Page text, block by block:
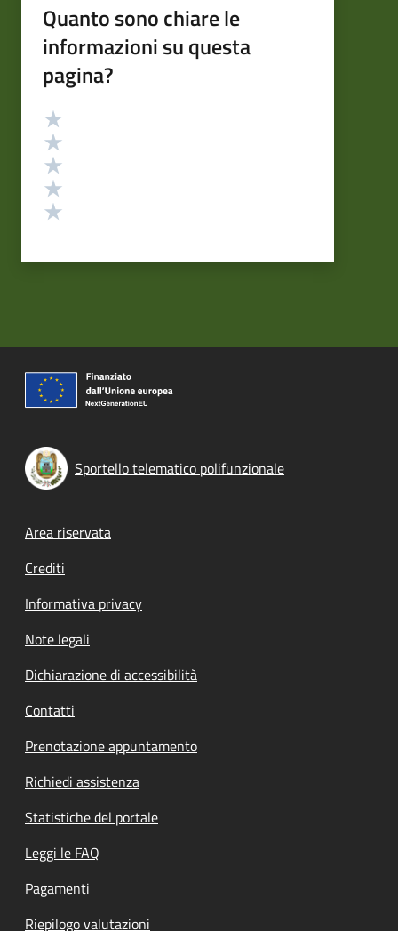
Quanto sono chiare le
informazioni su questa
pagina?
Valutazione
Sportello telematico polifunzionale
Footer menu
Area riservata
Crediti
Informativa privacy
Note legali
Dichiarazione di accessibilità
Contatti
Prenotazione appuntamento
Richiedi assistenza
Statistiche del portale
Leggi le FAQ
Pagamenti
Riepilogo valutazioni